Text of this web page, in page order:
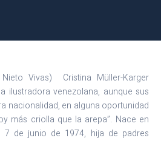
Vivas) Cristina Müller-Karger
ilustradora venezolana, aunque sus
nacionalidad, en alguna oportunidad
más criolla que la arepa”. Nace en
7 de junio de 1974, hija de padres